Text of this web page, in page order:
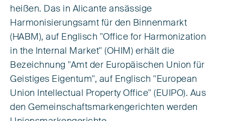
heißen. Das in Alicante ansässige
Harmonisierungsamt für den Binnenmarkt
(HABM), auf Englisch "Office for Harmonization
in the Internal Market" (OHIM) erhält die
Bezeichnung "Amt der Europäischen Union für
Geistiges Eigentum", auf Englisch "European
Union Intellectual Property Office" (EUIPO). Aus
den Gemeinschaftsmarkengerichten werden